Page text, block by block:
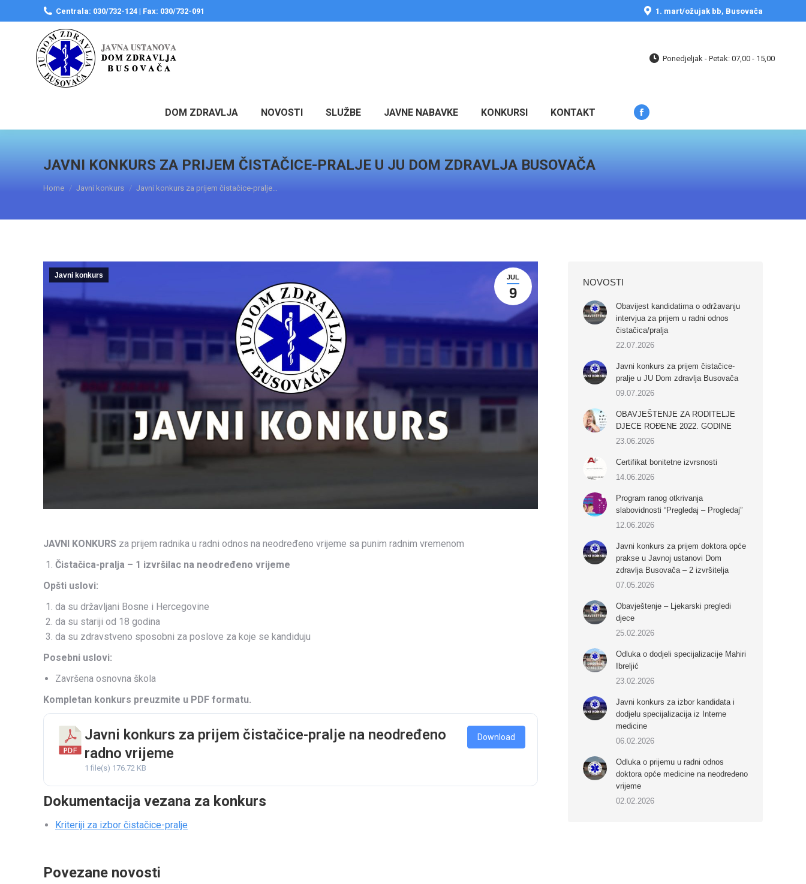
Centrala: 030/732-124 | Fax: 030/732-091 1. mart/ožujak bb, Busovača
Ponedjeljak - Petak: 07,00 - 15,00
DOM ZDRAVLJA NOVOSTI SLUŽBE JAVNE NABAVKE KONKURSI KONTAKT
Facebook
JAVNI KONKURS ZA PRIJEM ČISTAČICE-PRALJE U JU DOM ZDRAVLJA BUSOVAČA
Home Javni konkurs Javni konkurs za prijem čistačice-pralje…
JUL
9
Javni konkurs
JAVNI KONKURS za prijem radnika u radni odnos na neodređeno vrijeme sa punim radnim vremenom
Čistačica-pralja – 1 izvršilac na neodređeno vrijeme
Opšti uslovi:
da su državljani Bosne i Hercegovine
da su stariji od 18 godina
da su zdravstveno sposobni za poslove za koje se kandiduju
Posebni uslovi:
Završena osnovna škola
Kompletan konkurs preuzmite u PDF formatu.
Javni konkurs za prijem čistačice-pralje na neodređeno
radno vrijeme
1 file(s) 176.72 KB
Download
Dokumentacija vezana za konkurs
Kriteriji za izbor čistačice-pralje
Povezane novosti
NOVOSTI
Obavijest kandidatima o održavanju
intervjua za prijem u radni odnos
čistačica/pralja
22.07.2026
Javni konkurs za prijem čistačice-
pralje u JU Dom zdravlja Busovača
09.07.2026
OBAVJEŠTENJE ZA RODITELJE
DJECE ROĐENE 2022. GODINE
23.06.2026
Certifikat bonitetne izvrsnosti
14.06.2026
Program ranog otkrivanja
slabovidnosti “Pregledaj – Progledaj”
12.06.2026
Javni konkurs za prijem doktora opće
prakse u Javnoj ustanovi Dom
zdravlja Busovača – 2 izvršitelja
07.05.2026
Obavještenje – Ljekarski pregledi
djece
25.02.2026
Odluka o dodjeli specijalizacije Mahiri
Ibreljić
23.02.2026
Javni konkurs za izbor kandidata i
dodjelu specijalizacija iz Interne
medicine
06.02.2026
Odluka o prijemu u radni odnos
doktora opće medicine na neodređeno
vrijeme
02.02.2026